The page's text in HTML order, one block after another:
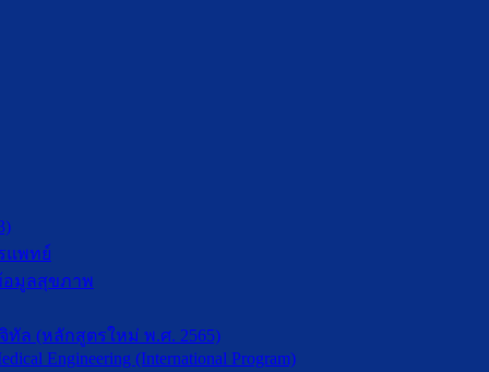
แพทย์
อมูลสุขภาพ
ล (หลักสูตรใหม่ พ.ศ. 2565)
Engineering (International Program)